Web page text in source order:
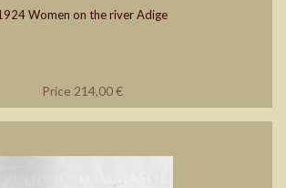
Women on the river Adige
Price 214,00 €